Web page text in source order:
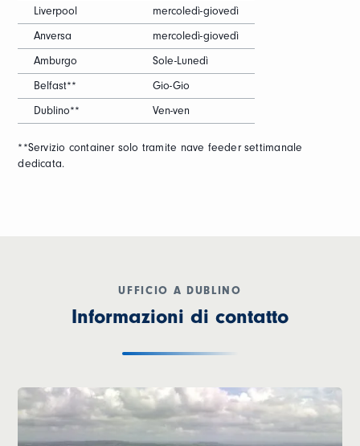
Liverpool
mercoledì-giovedì
Anversa
mercoledì-giovedì
Amburgo
Sole-Lunedì
Belfast**
Gio-Gio
Dublino**
Ven-ven
**Servizio container solo tramite nave feeder settimanale
dedicata.
UFFICIO A DUBLINO
Informazioni di contatto